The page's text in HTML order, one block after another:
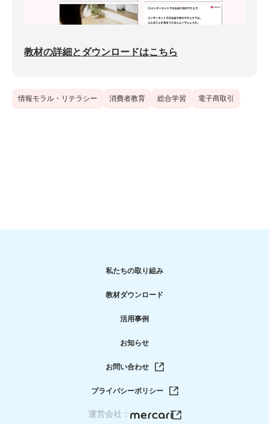
教材の詳細とダウンロードはこちら
情報モラル・リテラシー 消費者教育 総合学習 電子商取引
私たちの取り組み
教材ダウンロード
活用事例
お知らせ
お問い合わせ
プライバシーポリシー
運営会社：